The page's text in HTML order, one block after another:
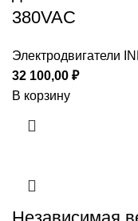
380VAC
Электродвигатели
32 100,00 ₽
В корзину